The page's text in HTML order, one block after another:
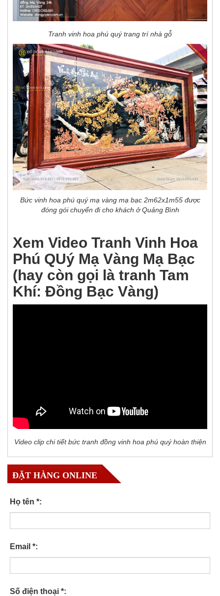
Tranh vinh hoa phú quý trang trí nhà gỗ
Bức vinh hoa phú quý mạ vàng mạ bạc 2m62x1m55 được
đóng gói chuyển đi cho khách ở Quảng Bình
Xem Video Tranh Vinh Hoa
Phú QUý Mạ Vàng Mạ Bạc
(hay còn gọi là tranh Tam
Khí: Đồng Bạc Vàng)
Video clip chi tiết bức tranh đồng vinh hoa phú quý hoàn thiện
ĐẶT HÀNG ONLINE
Họ tên *:
Email *:
Số điện thoại *: